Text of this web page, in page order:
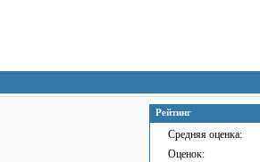
Рейтинг
Средняя оценка:
Оценок: